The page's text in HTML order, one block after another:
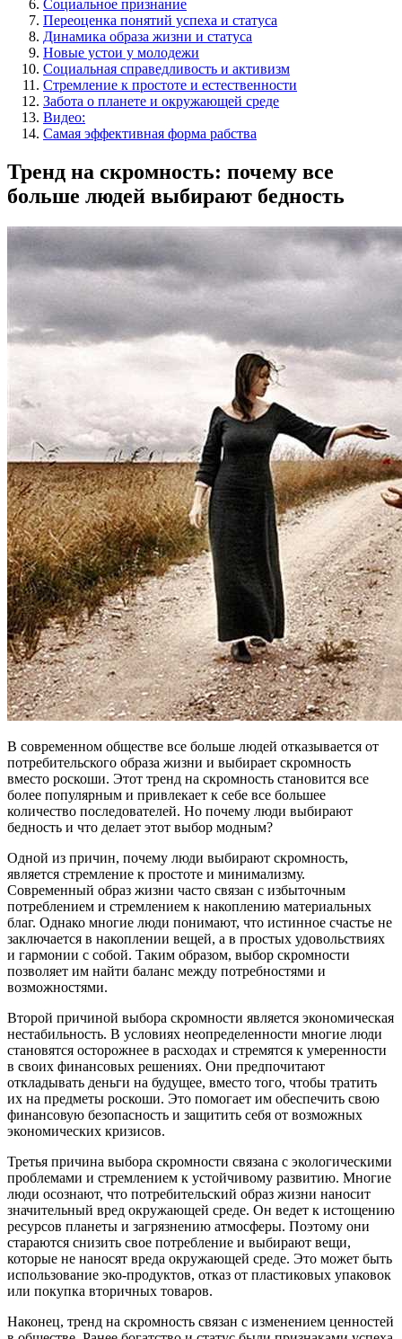
Социальное признание
Переоценка понятий успеха и статуса
Динамика образа жизни и статуса
Новые устои у молодежи
Социальная справедливость и активизм
Стремление к простоте и естественности
Забота о планете и окружающей среде
Видео:
Самая эффективная форма рабства
Тренд на скромность: почему все
больше людей выбирают бедность
В современном обществе все больше людей отказывается от
потребительского образа жизни и выбирает скромность
вместо роскоши. Этот тренд на скромность становится все
более популярным и привлекает к себе все большее
количество последователей. Но почему люди выбирают
бедность и что делает этот выбор модным?
Одной из причин, почему люди выбирают скромность,
является стремление к простоте и минимализму.
Современный образ жизни часто связан с избыточным
потреблением и стремлением к накоплению материальных
благ. Однако многие люди понимают, что истинное счастье не
заключается в накоплении вещей, а в простых удовольствиях
и гармонии с собой. Таким образом, выбор скромности
позволяет им найти баланс между потребностями и
возможностями.
Второй причиной выбора скромности является экономическая
нестабильность. В условиях неопределенности многие люди
становятся осторожнее в расходах и стремятся к умеренности
в своих финансовых решениях. Они предпочитают
откладывать деньги на будущее, вместо того, чтобы тратить
их на предметы роскоши. Это помогает им обеспечить свою
финансовую безопасность и защитить себя от возможных
экономических кризисов.
Третья причина выбора скромности связана с экологическими
проблемами и стремлением к устойчивому развитию. Многие
люди осознают, что потребительский образ жизни наносит
значительный вред окружающей среде. Он ведет к истощению
ресурсов планеты и загрязнению атмосферы. Поэтому они
стараются снизить свое потребление и выбирают вещи,
которые не наносят вреда окружающей среде. Это может быть
использование эко-продуктов, отказ от пластиковых упаковок
или покупка вторичных товаров.
Наконец, тренд на скромность связан с изменением ценностей